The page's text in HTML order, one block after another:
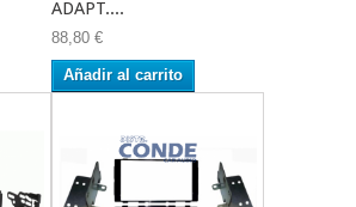
ADAPT....
88,80 €
Añadir al carrito